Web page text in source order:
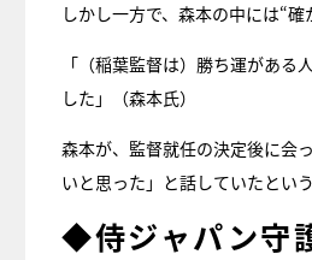
しかし一方で、森本の中には“確
「（稲葉監督は）勝ち運があ
した」（森本氏）
森本が、監督就任の決定後に会
いと思った」と話していたという
◆侍ジャパン守